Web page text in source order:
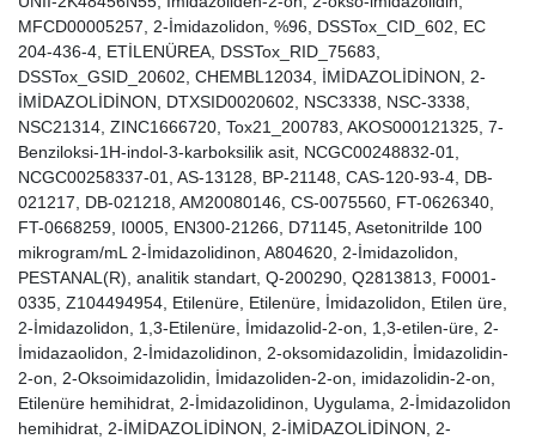
MFCD00005257, 2-İmidazolidon, %96, DSSTox_CID_602, EC
204-436-4, ETİLENÜREA, DSSTox_RID_75683,
DSSTox_GSID_20602, CHEMBL12034, İMİDAZOLİDİNON, 2-
İMİDAZOLİDİNON, DTXSID0020602, NSC3338, NSC-3338,
NSC21314, ZINC1666720, Tox21_200783, AKOS000121325, 7-
Benziloksi-1H-indol-3-karboksilik asit, NCGC00248832-01,
NCGC00258337-01, AS-13128, BP-21148, CAS-120-93-4, DB-
021217, DB-021218, AM20080146, CS-0075560, FT-0626340,
FT-0668259, I0005, EN300-21266, D71145, Asetonitrilde 100
mikrogram/mL 2-İmidazolidinon, A804620, 2-İmidazolidon,
PESTANAL(R), analitik standart, Q-200290, Q2813813, F0001-
0335, Z104494954, Etilenüre, Etilenüre, İmidazolidon, Etilen üre,
2-İmidazolidon, 1,3-Etilenüre, İmidazolid-2-on, 1,3-etilen-üre, 2-
İmidazaolidon, 2-İmidazolidinon, 2-oksomidazolidin, İmidazolidin-
2-on, 2-Oksoimidazolidin, İmidazoliden-2-on, imidazolidin-2-on,
Etilenüre hemihidrat, 2-İmidazolidinon, Uygulama, 2-İmidazolidon
hemihidrat, 2-İMİDAZOLİDİNON, 2-İMİDAZOLİDİNON, 2-